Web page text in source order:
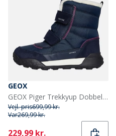
GEOX
GEOX Piger Trekkyup Dobbelt Rem Pelsforet Støvler Navy/Lilla
Vejl. pris699,99 kr.
Var269,99 kr.
Current
229,99 kr.